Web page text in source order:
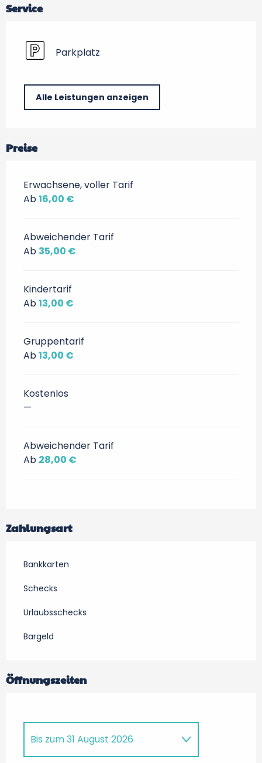
Service
Parkplatz
Alle Leistungen anzeigen
Preise
Erwachsene, voller Tarif
Ab16,00 €
Abweichender Tarif
Ab 35,00 €
Kindertarif
Ab13,00 €
Gruppentarif
Ab13,00 €
Kostenlos
—
Abweichender Tarif
Ab 28,00 €
Zahlungsart
Bankkarten
Schecks
Urlaubsschecks
Bargeld
Öffnungszeiten
Bis zum31 August 2026